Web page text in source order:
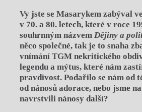
Vy jste se Masarykem zabýval
v 70. a 80. letech, které v roce
souhrnným názvem Dějiny a
něco společné, tak je to snaha
vnímání TGM nekritického
legendu a mýtus, které nám
pravdivost. Podařilo se nám od
od nánosů adorace, nebo jsme
navrstvili nánosy další?